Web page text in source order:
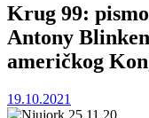
Krug 99:
Antony
američkog
19.10.2021